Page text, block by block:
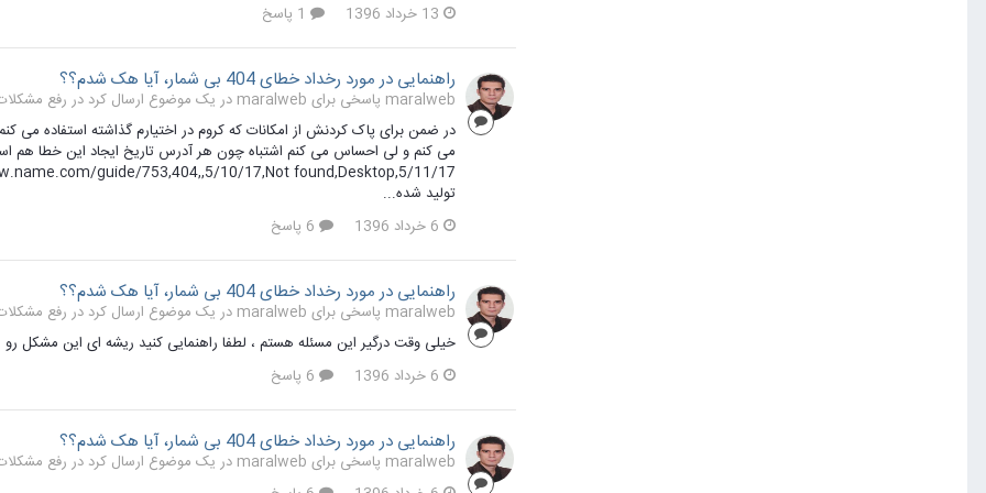
13 خرداد 1396
راهنمایی در مورد رخداد خطای 404 بی شمار، آیا هک شدم؟؟
maralweb پاسخی برای maralweb در یک موضوع ارسال کرد در
رفع مشکلات
در ضمن برای پاک کردنش از امکانات که کروم در اختیارم گذاشته استفاده می
می کنم و لی احساس می کنم اشتباه چون هر آدرس تاریخ ایجاد این خطا هم
تولید شده...
6 خرداد 1396
راهنمایی در مورد رخداد خطای 404 بی شمار، آیا هک شدم؟؟
maralweb پاسخی برای maralweb در یک موضوع ارسال کرد در
رفع مشکلات
خیلی وقت درگیر این مسئله هستم ، لطفا راهنمایی کنید ریشه ای این مشکل رو
6 خرداد 1396
راهنمایی در مورد رخداد خطای 404 بی شمار، آیا هک شدم؟؟
maralweb پاسخی برای maralweb در یک موضوع ارسال کرد در
رفع مشکلات